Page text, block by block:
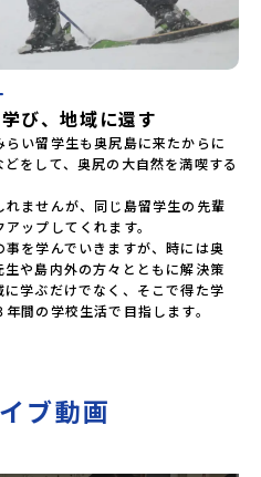
び、地域に還す
い留学生も奥尻島に来たからに
をして、奥尻の大自然を満喫する
ませんが、同じ島留学生の先輩
ップしてくれます。
を学んでいきますが、時には奥
や島内外の方々とともに解決策
学ぶだけでなく、そこで得た学
間の学校生活で目指します。
ブ動画